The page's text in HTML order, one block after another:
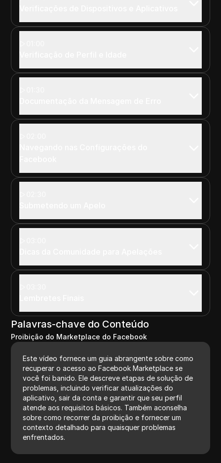
Palavras-chave do Conteúdo
Proibição do Marketplace do Facebook
Este vídeo fornece um guia abrangente sobre como
recuperar o acesso ao Facebook Marketplace se
você foi banido. Ele descreve etapas de solução de
problemas, incluindo verificar atualizações do
aplicativo, sair da conta e garantir que seu perfil
atende aos requisitos básicos. Também aconselha
sobre como recorrer da proibição e fornecer um
contexto detalhado para quaisquer problemas
enfrentados.